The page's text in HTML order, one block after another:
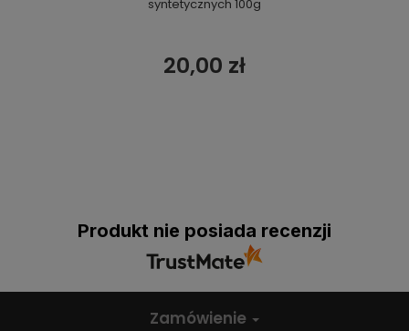
syntetycznych 100g
20,00 zł
Produkt nie posiada recenzji
Zamówienie